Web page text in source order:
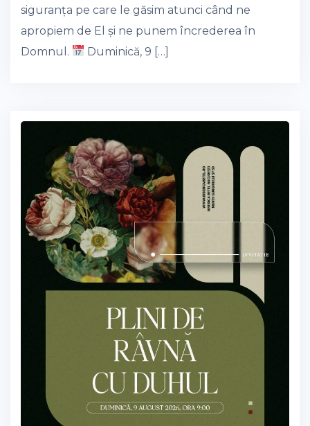
siguranța pe care le găsim atunci când ne
apropiem de El și ne punem încrederea în
Domnul.
Duminică, 9 […]